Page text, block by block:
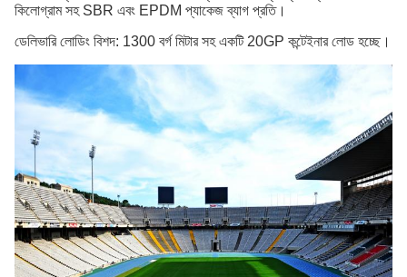
কিলোগ্রাম সহ SBR এবং EPDM প্যাকেজ ব্যাগ প্রতি।
ডেলিভারি লোডিং বিশদ: 1300 বর্গ মিটার সহ একটি 20GP কন্টেইনার লোড হচ্ছে।